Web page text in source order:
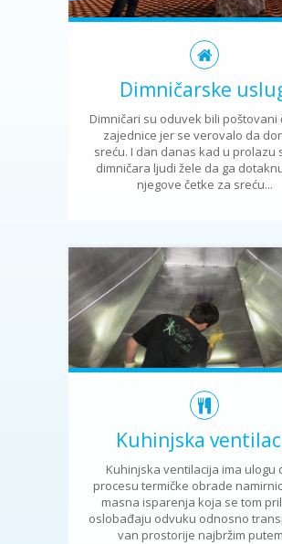
Dimničarske
Dimničari su oduvek bili poštovani
zajednice jer se verovalo da
sreću. I dan danas kad u prolazu
dimničara ljudi žele da ga
njegove četke za sreću...
Kuhinjska
Kuhinjska ventilacija ima ulogu
procesu termičke obrade
masna isparenja koja se tom
oslobađaju odvuku odnosno
van prostorije najbržim